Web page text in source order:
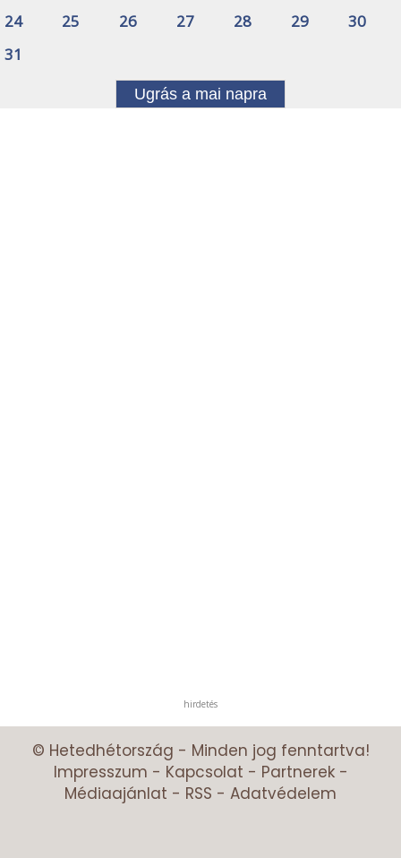
24
25 26 27 28 29
30
31
Ugrás a mai napra
hirdetés
© Hetedhétország - Minden jog fenntartva!
Impresszum - Kapcsolat - Partnerek-
Médiaajánlat - RSS - Adatvédelem